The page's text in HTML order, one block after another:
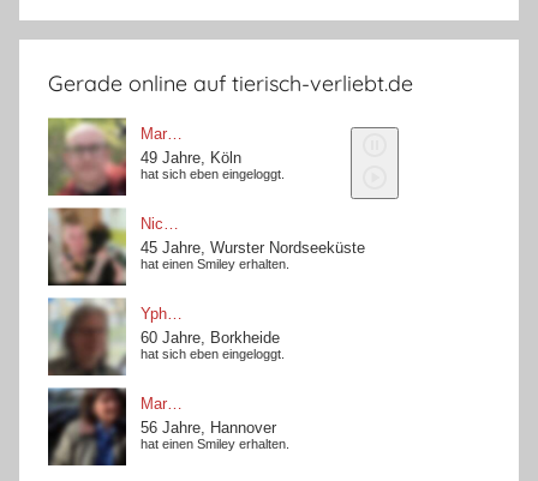
Gerade online auf tierisch-verliebt.de